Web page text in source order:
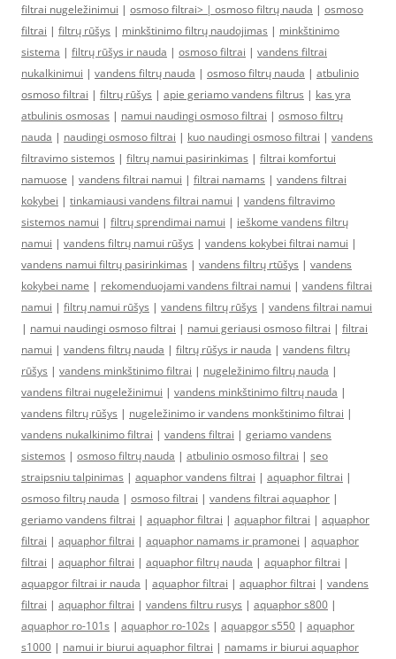
filtrai nugeležinimui | osmoso filtrai> | osmoso filtrų nauda | osmoso
filtrai | filtrų rūšys | minkštinimo filtrų naudojimas | minkštinimo
sistema | filtrų rūšys ir nauda | osmoso filtrai | vandens filtrai
nukalkinimui | vandens filtrų nauda | osmoso filtrų nauda | atbulinio
osmoso filtrai | filtrų rūšys | apie geriamo vandens filtrus | kas yra
atbulinis osmosas | namui naudingi osmoso filtrai | osmoso filtrų
nauda | naudingi osmoso filtrai | kuo naudingi osmoso filtrai | vandens
filtravimo sistemos | filtrų namui pasirinkimas | filtrai komfortui
namuose | vandens filtrai namui | filtrai namams | vandens filtrai
kokybei | tinkamiausi vandens filtrai namui | vandens filtravimo
sistemos namui | filtrų sprendimai namui | ieškome vandens filtrų
namui | vandens filtrų namui rūšys | vandens kokybei filtrai namui |
vandens namui filtrų pasirinkimas | vandens filtrų rtūšys | vandens
kokybei name | rekomenduojami vandens filtrai namui | vandens filtrai
namui | filtrų namui rūšys | vandens filtrų rūšys | vandens filtrai namui
| namui naudingi osmoso filtrai | namui geriausi osmoso filtrai | filtrai
namui | vandens filtrų nauda | filtrų rūšys ir nauda | vandens filtrų
rūšys | vandens minkštinimo filtrai | nugeležinimo filtrų nauda |
vandens filtrai nugeležinimui | vandens minkštinimo filtrų nauda |
vandens filtrų rūšys | nugeležinimo ir vandens monkštinimo filtrai |
vandens nukalkinimo filtrai | vandens filtrai | geriamo vandens
sistemos | osmoso filtrų nauda | atbulinio osmoso filtrai | seo
straipsniu talpinimas | aquaphor vandens filtrai | aquaphor filtrai |
osmoso filtrų nauda | osmoso filtrai | vandens filtrai aquaphor |
geriamo vandens filtrai | aquaphor filtrai | aquaphor filtrai | aquaphor
filtrai | aquaphor filtrai | aquaphor namams ir pramonei | aquaphor
filtrai | aquaphor filtrai | aquaphor filtrų nauda | aquaphor filtrai |
aquapgor filtrai ir nauda | aquaphor filtrai | aquaphor filtrai | vandens
filtrai | aquaphor filtrai | vandens filtru rusys | aquaphor s800 |
aquaphor ro-101s | aquaphor ro-102s | aquapgor s550 | aquaphor
s1000 | namui ir biurui aquaphor filtrai | namams ir biurui aquaphor